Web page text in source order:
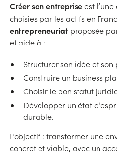
Créer son entrepriseest
choisies par les actifs en
entrepreneuriat proposée
et aide à :
Structurer son idée et son
Construire un business
Choisir le bon statut
Développer un état
durable.
L’objectif : transformer une
concret et viable, avec un